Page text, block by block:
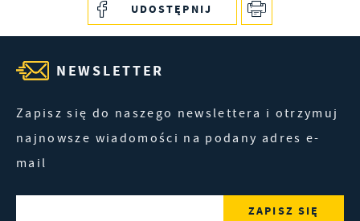
UDOSTĘPNIJ
NEWSLETTER
Zapisz się do naszego newslettera i otrzymuj
najnowsze wiadomości na podany adres e-
mail